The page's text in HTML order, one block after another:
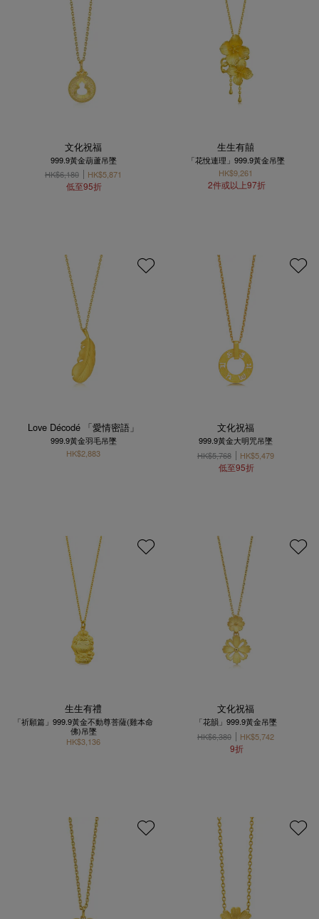
文化祝福
999.9黃金葫蘆吊墜
HK$6,180
HK$5,871
低至95折
生生有囍
「花悅連理」999.9黃金吊墜
HK$9,261
2件或以上97折
Love Décodé 「愛情密語」
999.9黃金羽毛吊墜
HK$2,883
文化祝福
999.9黃金大明咒吊墜
HK$5,768
HK$5,479
低至95折
生生有禮
「祈願篇」999.9黃金不動尊菩薩(雞本命
佛)吊墜
HK$3,136
文化祝福
「花韻」999.9黃金吊墜
HK$6,380
HK$5,742
9折